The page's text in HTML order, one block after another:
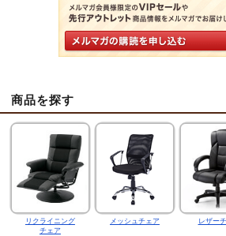
商品を探す
リクライニング
チェア
メッシュチェア レザー